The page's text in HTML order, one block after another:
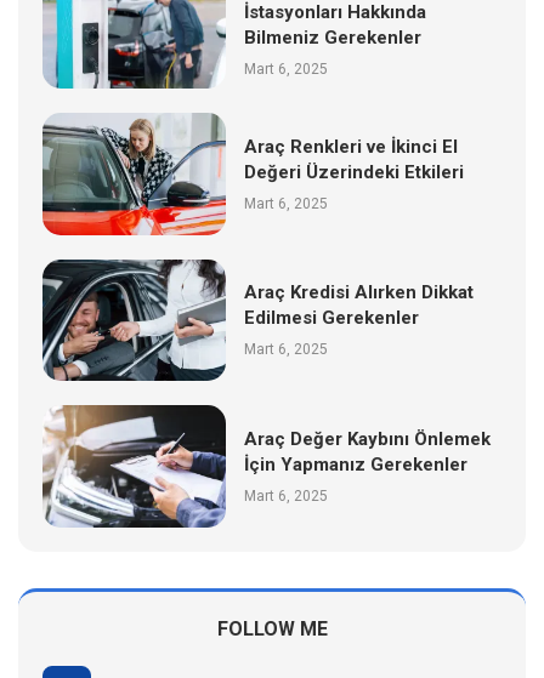
İstasyonları Hakkında
Bilmeniz Gerekenler
Mart 6, 2025
Araç Renkleri ve İkinci El
Değeri Üzerindeki Etkileri
Mart 6, 2025
Araç Kredisi Alırken Dikkat
Edilmesi Gerekenler
Mart 6, 2025
Araç Değer Kaybını Önlemek
İçin Yapmanız Gerekenler
Mart 6, 2025
FOLLOW ME